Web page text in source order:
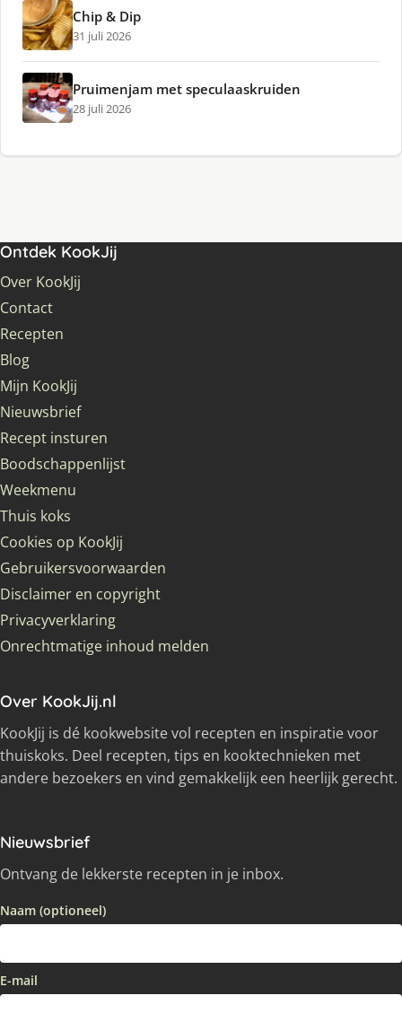
Chip & Dip
31 juli 2026
Pruimenjam met speculaaskruiden
28 juli 2026
Ontdek KookJij
Over KookJij
Contact
Recepten
Blog
Mijn KookJij
Nieuwsbrief
Recept insturen
Boodschappenlijst
Weekmenu
Thuis koks
Cookies op KookJij
Gebruikersvoorwaarden
Disclaimer en copyright
Privacyverklaring
Onrechtmatige inhoud melden
Over KookJij.nl
KookJij is dé kookwebsite vol recepten en inspiratie voor
thuiskoks. Deel recepten, tips en kooktechnieken met
andere bezoekers en vind gemakkelijk een heerlijk gerecht.
Nieuwsbrief
Ontvang de lekkerste recepten in je inbox.
Naam (optioneel)
E-mail